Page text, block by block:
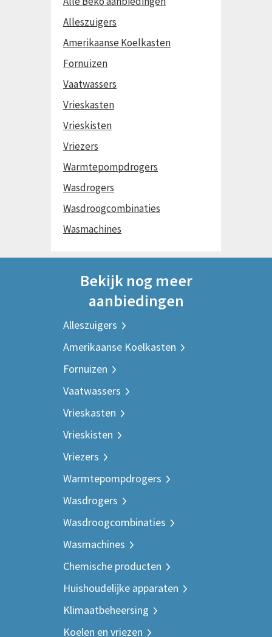
Alleszuigers
Amerikaanse Koelkasten
Fornuizen
Vaatwassers
Vrieskasten
Vrieskisten
Vriezers
Warmtepompdrogers
Wasdrogers
Wasdroogcombinaties
Wasmachines
Bekijk nog meer
aanbiedingen
Alleszuigers
Amerikaanse Koelkasten
Fornuizen
Vaatwassers
Vrieskasten
Vrieskisten
Vriezers
Warmtepompdrogers
Wasdrogers
Wasdroogcombinaties
Wasmachines
Chemische producten
Huishoudelijke apparaten
Klimaatbeheersing
Koelen en vriezen